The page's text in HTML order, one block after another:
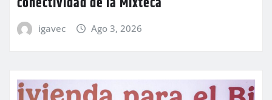
igavec Ago 3, 2026